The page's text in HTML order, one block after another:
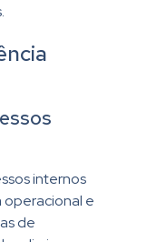
internos
e
de